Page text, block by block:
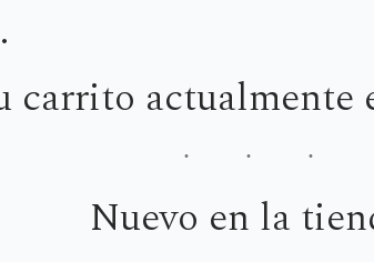
carrito actualmente
Nuevo en la